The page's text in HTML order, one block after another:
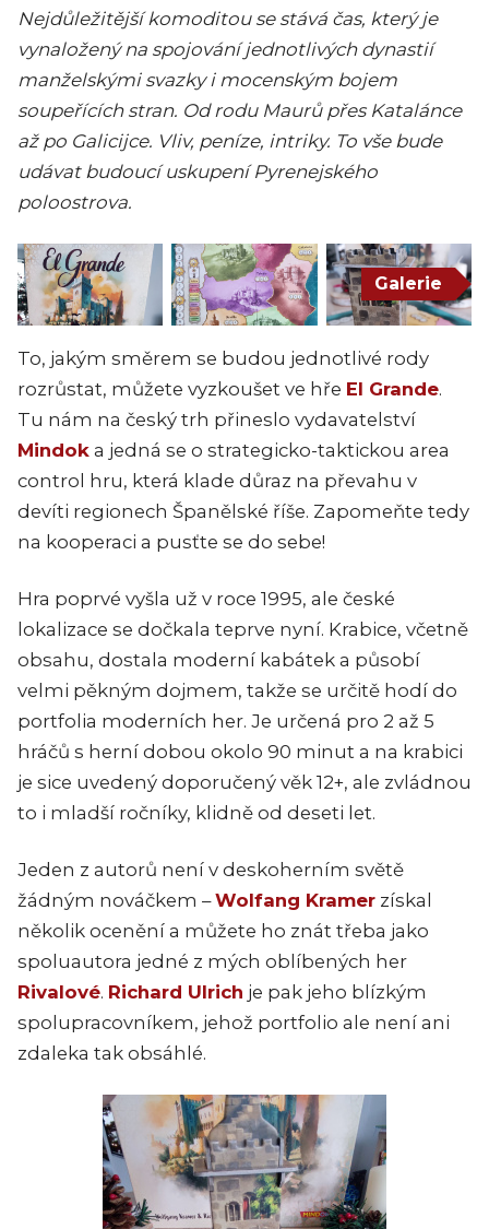
Nejdůležitější komoditou se stává čas, který je
vynaložený na spojování jednotlivých dynastií
manželskými svazky i mocenským bojem
soupeřících stran. Od rodu Maurů přes Katalánce
až po Galicijce. Vliv, peníze, intriky. To vše bude
udávat budoucí uskupení Pyrenejského
poloostrova.
Galerie
To, jakým směrem se budou jednotlivé rody
rozrůstat, můžete vyzkoušet ve hře El Grande.
Tu nám na český trh přineslo vydavatelství
Mindok a jedná se o strategicko-taktickou area
control hru, která klade důraz na převahu v
devíti regionech Španělské říše. Zapomeňte tedy
na kooperaci a pusťte se do sebe!
Hra poprvé vyšla už v roce 1995, ale české
lokalizace se dočkala teprve nyní. Krabice, včetně
obsahu, dostala moderní kabátek a působí
velmi pěkným dojmem, takže se určitě hodí do
portfolia moderních her. Je určená pro 2 až 5
hráčů s herní dobou okolo 90 minut a na krabici
je sice uvedený doporučený věk 12+, ale zvládnou
to i mladší ročníky, klidně od deseti let.
Jeden z autorů není v deskoherním světě
žádným nováčkem –Wolfang Kramer získal
několik ocenění a můžete ho znát třeba jako
spoluautora jedné z mých oblíbených her
Rivalové. Richard Ulrich je pak jeho blízkým
spolupracovníkem, jehož portfolio ale není ani
zdaleka tak obsáhlé.